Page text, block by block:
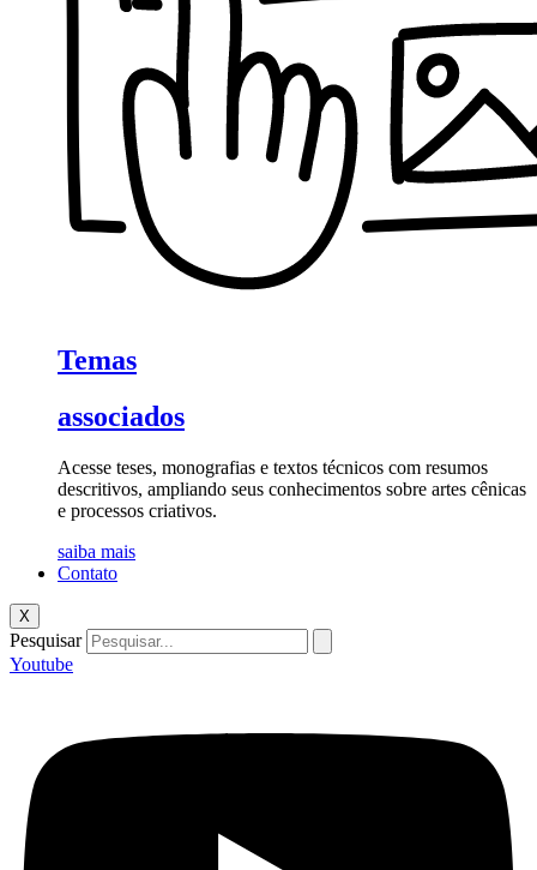
Temas
associados
Acesse teses, monografias e textos técnicos com resumos
descritivos, ampliando seus conhecimentos sobre artes cênicas
e processos criativos.
saiba mais
Contato
X
Pesquisar
Youtube